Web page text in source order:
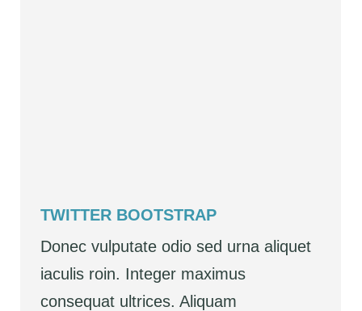
TWITTER BOOTSTRAP
Donec vulputate odio sed urna aliquet
iaculis roin. Integer maximus
consequat ultrices. Aliquam